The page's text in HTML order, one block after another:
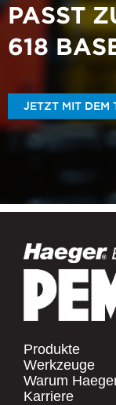
PASST
618
JETZT MIT DEM
Produkte
Werkzeuge
Warum
Karriere